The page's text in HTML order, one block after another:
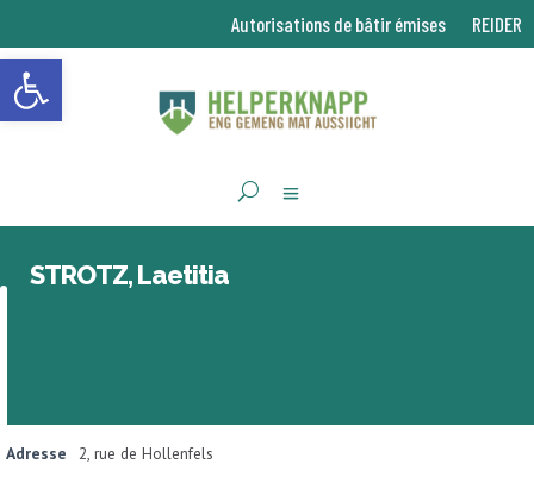
Ouvrir la barre d’outils
Autorisations de bâtir émises REIDER
STROTZ, Laetitia
Adresse 2, rue de Hollenfels